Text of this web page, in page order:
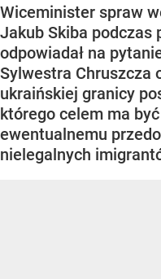
Wiceminister spraw
Jakub Skiba podczas
odpowiadał na
Sylwestra Chruszcza
ukraińskiej granicy
którego celem ma
ewentualnemu
nielegalnych